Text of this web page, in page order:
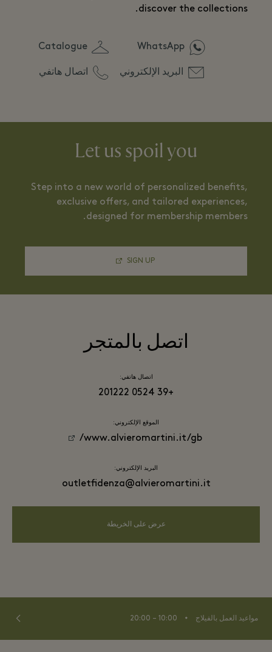
discover the collections.
WhatsApp
Catalogue
البريد الإلكتروني اتصال هاتفي
Let us spoil you
Step into a new world of personalized benefits,
exclusive offers, and tailored experiences,
designed for membership members.
SIGN UP
اتصل بالمتجر
اتصال هاتفي:
+39 0524 201222
الموقع الإلكتروني:
www.alvieromartini.it/gb/
البريد الإلكتروني:
outletfidenza@alvieromartini.it
عرض على الخريطة
مواعيد العمل بالفيلاج ⬩
10:00 – 20:00
hereto read in full.